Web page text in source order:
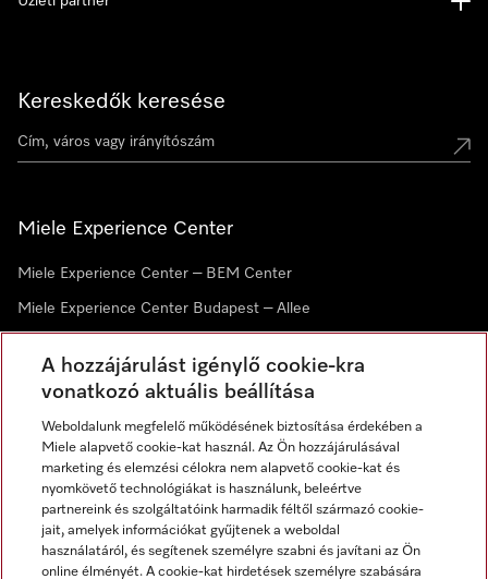
Kereskedők keresése
Miele Experience Center
Miele Experience Center – BEM Center
Miele Experience Center Budapest – Allee
Hírlevél
A hozzájárulást igénylő cookie-kra
vonatkozó aktuális beállítása
Weboldalunk megfelelő működésének biztosítása érdekében a
Miele alapvető cookie-kat használ. Az Ön hozzájárulásával
marketing és elemzési célokra nem alapvető cookie-kat és
nyomkövető technológiákat is használunk, beleértve
partnereink és szolgáltatóink harmadik féltől származó cookie-
jait, amelyek információkat gyűjtenek a weboldal
használatáról, és segítenek személyre szabni és javítani az Ön
online élményét. A cookie-kat hirdetések személyre szabására